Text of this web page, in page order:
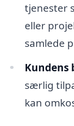
tjenester
eller
samlede
Kundens
særlig
kan